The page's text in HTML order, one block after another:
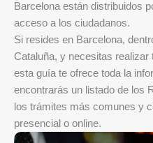
Barcelona están distribuidos
acceso a los ciudadanos.
Si resides en Barcelona,
Cataluña, y necesitas
esta guía te ofrece toda la
encontrarás un listado de los
los trámites más comunes y
presencial o online.